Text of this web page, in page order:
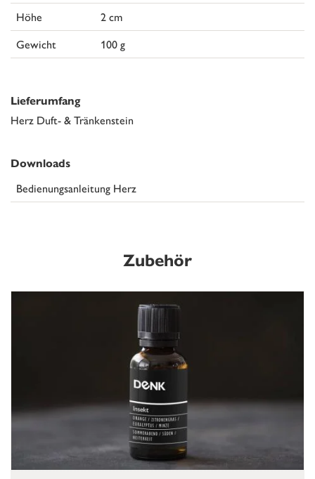
Höhe
2 cm
Gewicht
100 g
Lieferumfang
Herz Duft- & Tränkenstein
Downloads
Bedienungsanleitung Herz
Zubehör